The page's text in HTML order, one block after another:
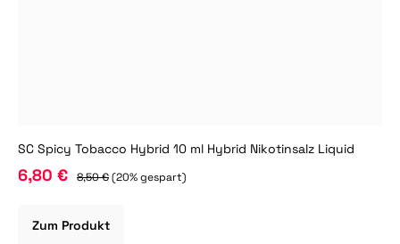
SC Spicy Tobacco Hybrid 10 ml Hybrid Nikotinsalz Liquid
6,80 € 8,50 €(20% gespart)
Zum Produkt